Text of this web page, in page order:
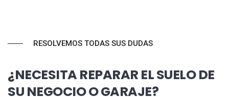
RESOLVEMOS TODAS SUS DUDAS
¿NECESITA REPARAR EL SUELO DE
SU NEGOCIO O GARAJE?